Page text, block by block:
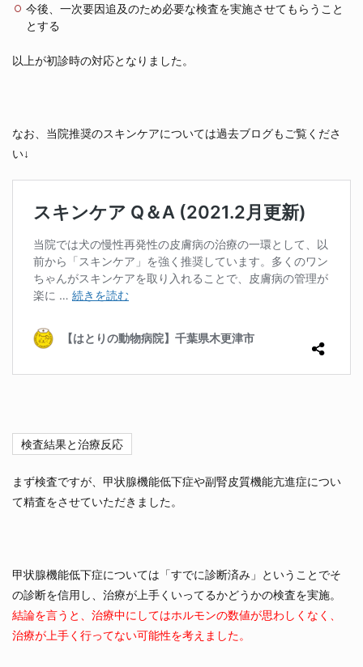
今後、一次要因追及のため必要な検査を実施させてもらうこと
とする
以上が初診時の対応となりました。
なお、当院推奨のスキンケアについては過去ブログもご覧くださ
い↓
検査結果と治療反応
まず検査ですが、甲状腺機能低下症や副腎皮質機能亢進症につい
て精査をさせていただきました。
甲状腺機能低下症については「すでに診断済み」ということでそ
の診断を信用し、治療が上手くいってるかどうかの検査を実施。
結論を言うと、治療中にしてはホルモンの数値が思わしくなく、
治療が上手く行ってない可能性を考えました。